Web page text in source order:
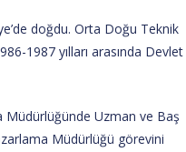
doğdu. Orta Doğu Teknik
1987 yılları arasında Devlet
Müdürlüğünde Uzman ve Baş
Müdürlüğü görevini